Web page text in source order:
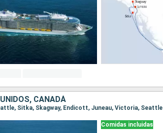
CANADÁ
Sitka, Skagway, Endicott, Juneau, Victoria, Seattle
Comidas incluidas